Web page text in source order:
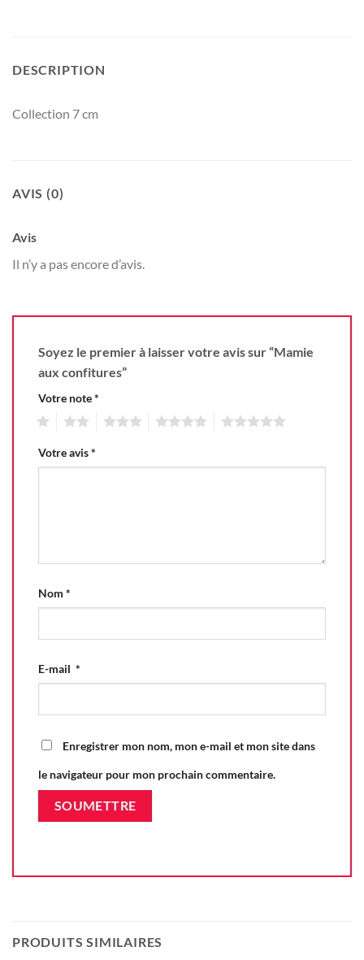
DESCRIPTION
Collection 7 cm
AVIS (0)
Avis
Il n’y a pas encore d’avis.
Soyez le premier à laisser votre avis sur “Mamie
aux confitures”
Votre note*
Votre avis*
Nom *
E-mail *
Enregistrer mon nom, mon e-mail et mon site dans
le navigateur pour mon prochain commentaire.
PRODUITS SIMILAIRES